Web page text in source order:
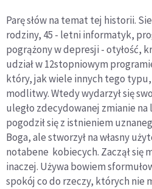
Parę słów na temat tej historii.
rodziny, 45 - letni informatyk,
pogrążony w depresji - otyłość,
udział w 12stopniowym
który, jak wiele innych tego typu,
modlitwy. Wtedy wydarzył się
uległo zdecydowanej zmianie
pogodził się z istnieniem
Boga, ale stworzył na własny
notabene kobiecych. Zaczął się
inaczej. Używa bowiem
spokój co do rzeczy, których nie